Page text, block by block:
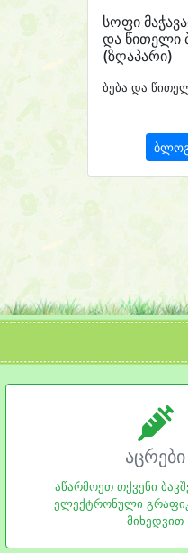
სოფი
და წითელი
(ზღაპარი)
ბება და
აცრები
აწარმოეთ თქვენი
ელექტრონული
მიხედვით